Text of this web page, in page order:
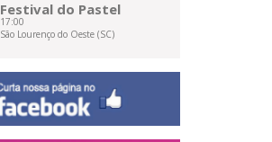
Festival do Pastel
17:00
São Lourenço do Oeste (SC)